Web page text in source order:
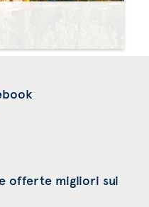
offerte migliori sui